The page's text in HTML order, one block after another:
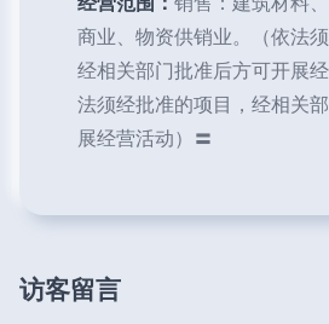
商业、物资供销业。（依法
经相关部门批准后方可开展
法须经批准的项目，经相关
展经营活动）〓
访客留言